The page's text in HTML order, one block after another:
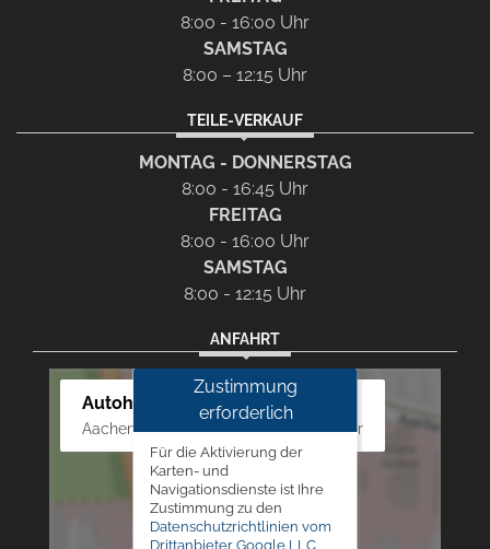
8:00 - 16:00 Uhr
SAMSTAG
8:00 – 12:15 Uhr
TEILE-VERKAUF
MONTAG - DONNERSTAG
8:00 - 16:45 Uhr
FREITAG
8:00 - 16:00 Uhr
SAMSTAG
8:00 - 12:15 Uhr
ANFAHRT
Autohaus Westphal
Aachener Str. 84 - 88, 52249 Eschweiler
Zustimmung
erforderlich
Für die Aktivierung der
Karten- und
Navigationsdienste ist Ihre
Zustimmung zu den
Datenschutzrichtlinien vom
Drittanbieter Google LLC